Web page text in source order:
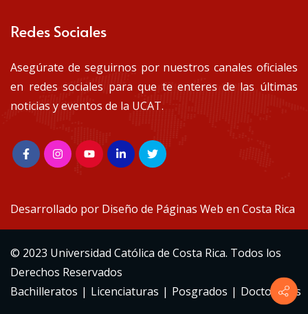
Redes Sociales
Asegúrate de seguirnos por nuestros canales oficiales
en redes sociales para que te enteres de las últimas
noticias y eventos de la UCAT.
Desarrollado por Diseño de Páginas Web en Costa Rica
© 2023 Universidad Católica de Costa Rica. Todos los
Derechos Reservados
Bachilleratos | Licenciaturas | Posgrados | Doctorados